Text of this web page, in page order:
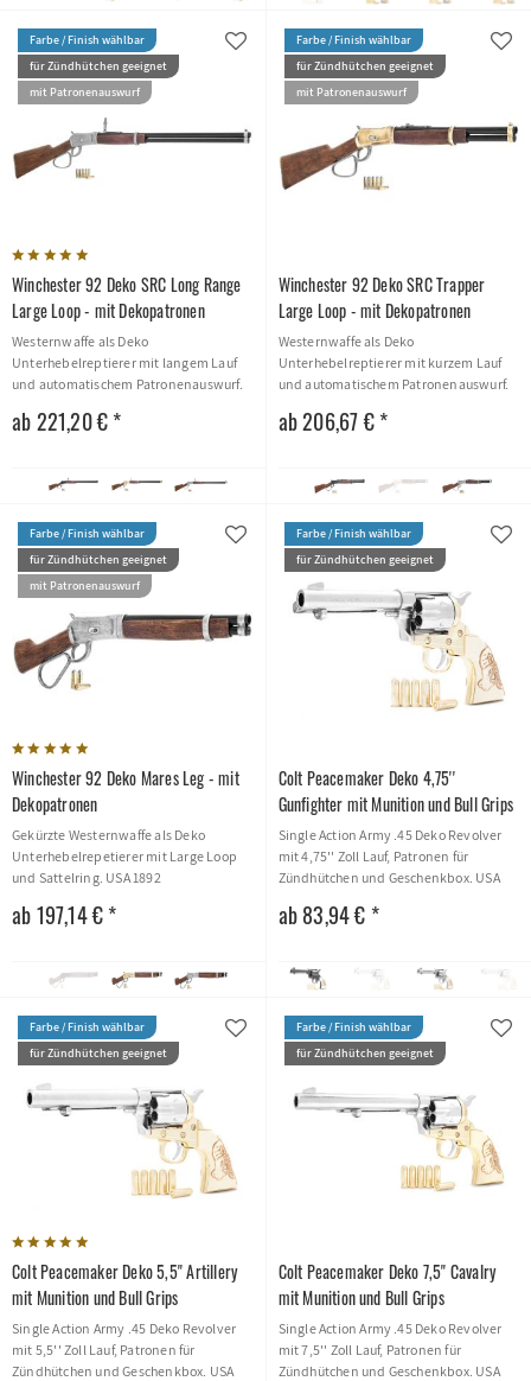
Farbe / Finish wählbar
für Zündhütchen geeignet
mit Patronenauswurf
Winchester 92 Deko SRC Long Range
Large Loop - mit Dekopatronen
Westernwaffe als Deko
Unterhebelreptierer mit langem Lauf
und automatischem Patronenauswurf.
ab 221,20 € *
Farbe / Finish wählbar
für Zündhütchen geeignet
mit Patronenauswurf
Winchester 92 Deko SRC Trapper
Large Loop - mit Dekopatronen
Westernwaffe als Deko
Unterhebelreptierer mit kurzem Lauf
und automatischem Patronenauswurf.
ab 206,67 € *
Farbe / Finish wählbar
für Zündhütchen geeignet
mit Patronenauswurf
Winchester 92 Deko Mares Leg - mit
Dekopatronen
Gekürzte Westernwaffe als Deko
Unterhebelrepetierer mit Large Loop
und Sattelring. USA 1892
ab 197,14 € *
Farbe / Finish wählbar
für Zündhütchen geeignet
Colt Peacemaker Deko 4,75''
Gunfighter mit Munition und Bull Grips
Single Action Army .45 Deko Revolver
mit 4,75'' Zoll Lauf, Patronen für
Zündhütchen und Geschenkbox. USA
ab 83,94 € *
Farbe / Finish wählbar
für Zündhütchen geeignet
Colt Peacemaker Deko 5,5'' Artillery
mit Munition und Bull Grips
Single Action Army .45 Deko Revolver
mit 5,5'' Zoll Lauf, Patronen für
Zündhütchen und Geschenkbox. USA
Farbe / Finish wählbar
für Zündhütchen geeignet
Colt Peacemaker Deko 7,5'' Cavalry
mit Munition und Bull Grips
Single Action Army .45 Deko Revolver
mit 7,5'' Zoll Lauf, Patronen für
Zündhütchen und Geschenkbox. USA